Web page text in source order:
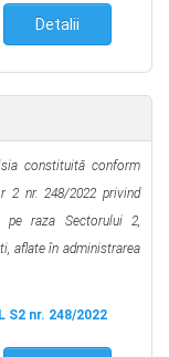
Detalii
constituită conform
2 nr. 248/2022privind
pe raza Sectorului 2,
aflate în administrarea
S2 nr. 248/2022